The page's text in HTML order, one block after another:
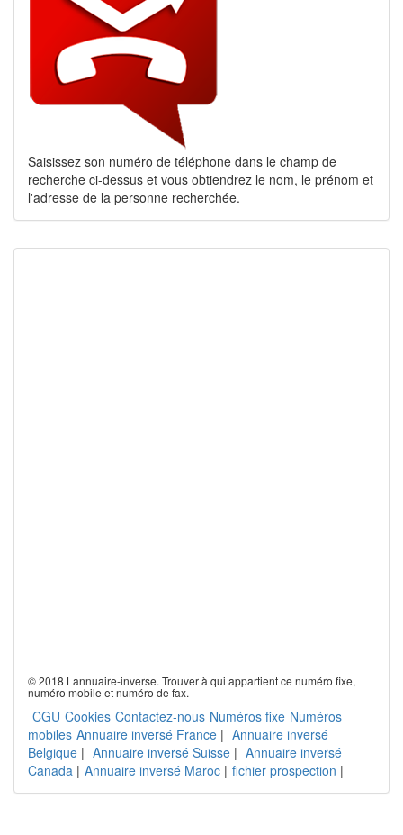
Saisissez son numéro de téléphone dans le champ de
recherche ci-dessus et vous obtiendrez le nom, le prénom et
l'adresse de la personne recherchée.
© 2018 Lannuaire-inverse. Trouver à qui appartient ce numéro fixe,
numéro mobile et numéro de fax.
CGU Cookies Contactez-nous Numéros fixe Numéros
mobiles Annuaire inversé France | Annuaire inversé
Belgique | Annuaire inversé Suisse | Annuaire inversé
Canada | Annuaire inversé Maroc | fichier prospection |